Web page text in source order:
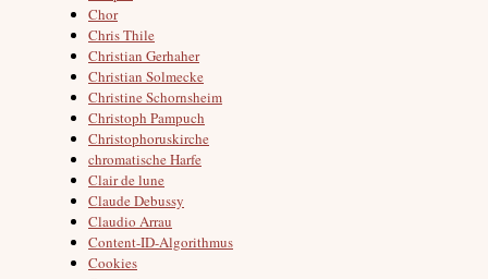
Chor
Chris Thile
Christian Gerhaher
Christian Solmecke
Christine Schornsheim
Christoph Pampuch
Christophoruskirche
chromatische Harfe
Clair de lune
Claude Debussy
Claudio Arrau
Content-ID-Algorithmus
Cookies